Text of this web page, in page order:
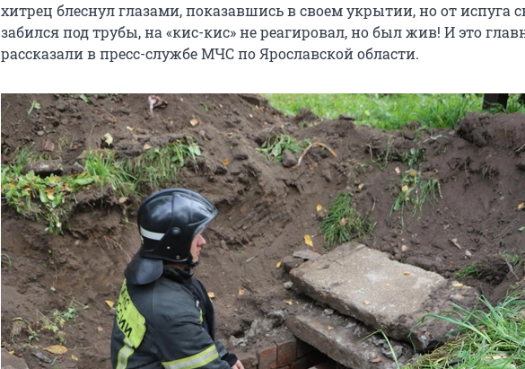
хитрец блеснул глазами, показавшись в своем укрытии, но от испуга
забился под трубы, на «кис-кис» не реагировал, но был жив! И это
рассказали в пресс-службе МЧС по Ярославской области.